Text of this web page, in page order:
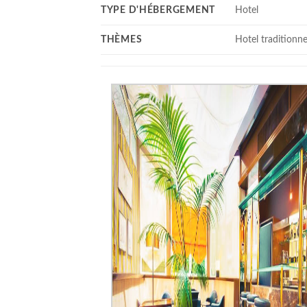
TYPE D'HÉBERGEMENT Hotel
THÈMES Hotel